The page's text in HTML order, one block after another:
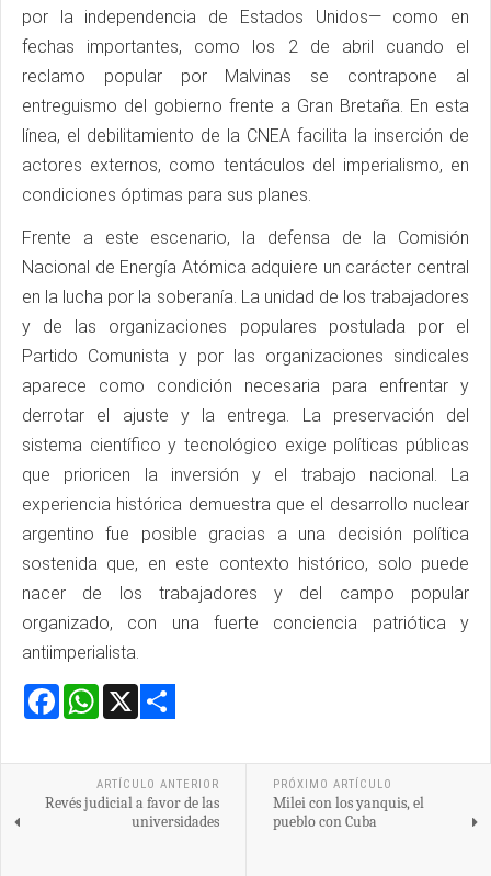
por la independencia de Estados Unidos— como en
fechas importantes, como los 2 de abril cuando el
reclamo popular por Malvinas se contrapone al
entreguismo del gobierno frente a Gran Bretaña. En esta
línea, el debilitamiento de la CNEA facilita la inserción de
actores externos, como tentáculos del imperialismo, en
condiciones óptimas para sus planes.
Frente a este escenario, la defensa de la Comisión
Nacional de Energía Atómica adquiere un carácter central
en la lucha por la soberanía. La unidad de los trabajadores
y de las organizaciones populares postulada por el
Partido Comunista y por las organizaciones sindicales
aparece como condición necesaria para enfrentar y
derrotar el ajuste y la entrega. La preservación del
sistema científico y tecnológico exige políticas públicas
que prioricen la inversión y el trabajo nacional. La
experiencia histórica demuestra que el desarrollo nuclear
argentino fue posible gracias a una decisión política
sostenida que, en este contexto histórico, solo puede
nacer de los trabajadores y del campo popular
organizado, con una fuerte conciencia patriótica y
antiimperialista.
Facebook
WhatsApp
ARTÍCULO ANTERIOR
Revés judicial a favor de las
universidades
PRÓXIMO ARTÍCULO
Milei con los yanquis, el
pueblo con Cuba